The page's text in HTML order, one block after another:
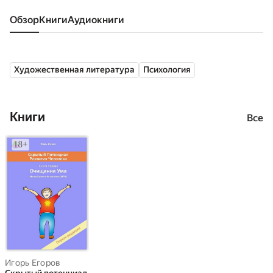
Обзор книги аудиокниги
Художественная литература Психология
Книги Все
Игорь Егоров